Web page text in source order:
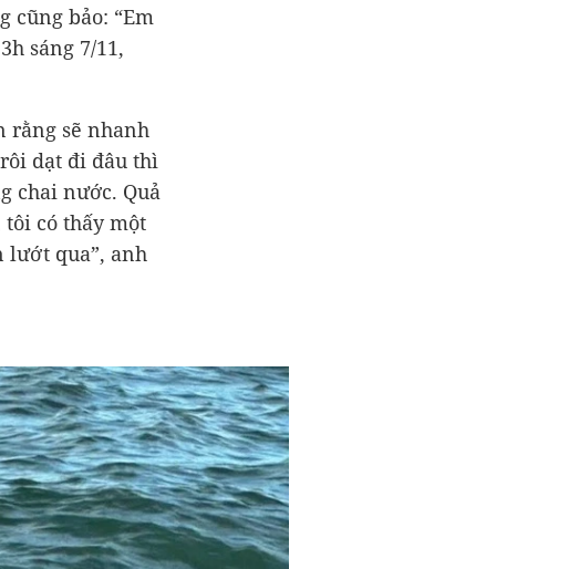
cũng bảo: “Em
sáng 7/11,
rằng sẽ nhanh
dạt đi đâu thì
chai nước. Quả
có thấy một
lướt qua”, anh